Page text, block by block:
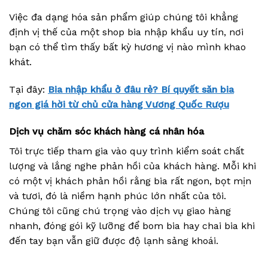
Việc đa dạng hóa sản phẩm giúp chúng tôi khẳng
định vị thế của một shop bia nhập khẩu uy tín, nơi
bạn có thể tìm thấy bất kỳ hương vị nào mình khao
khát.
Tại đây: Bia nhập khẩu ở đâu rẻ? Bí quyết săn bia
ngon giá hời từ chủ cửa hàng Vương Quốc Rượu
Dịch vụ chăm sóc khách hàng cá nhân hóa
Tôi trực tiếp tham gia vào quy trình kiểm soát chất
lượng và lắng nghe phản hồi của khách hàng. Mỗi khi
có một vị khách phản hồi rằng bia rất ngon, bọt mịn
và tươi, đó là niềm hạnh phúc lớn nhất của tôi.
Chúng tôi cũng chú trọng vào dịch vụ giao hàng
nhanh, đóng gói kỹ lưỡng để bom bia hay chai bia khi
đến tay bạn vẫn giữ được độ lạnh sảng khoái.